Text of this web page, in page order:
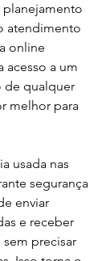
atendimento
online
acesso a um
de qualquer
melhor para
usada nas
segurança
enviar
e receber
precisar